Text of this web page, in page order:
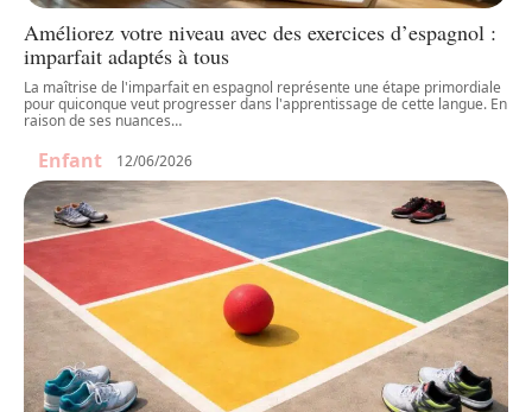
Améliorez votre niveau avec des exercices d’espagnol :
imparfait adaptés à tous
La maîtrise de l'imparfait en espagnol représente une étape primordiale
pour quiconque veut progresser dans l'apprentissage de cette langue. En
raison de ses nuances…
Enfant 12/06/2026